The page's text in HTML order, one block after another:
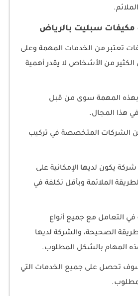
سبليت بالرياض
تعتبر من الخدمات المهمة وعلى
الكثير من الأشخاص لا يقدر أهمية
بهذه المهمة سوى من قبل
المجال.
الشركات المتخصصة في تركيب
يكون لديها الإمكانية على
الملائمة وبأقل تكلفة في
في التعامل مع جميع أنواع
الصحيحة، والشركة لديها
المهام بالشكل المطلوب.
تحصل على جميع الخدمات التي